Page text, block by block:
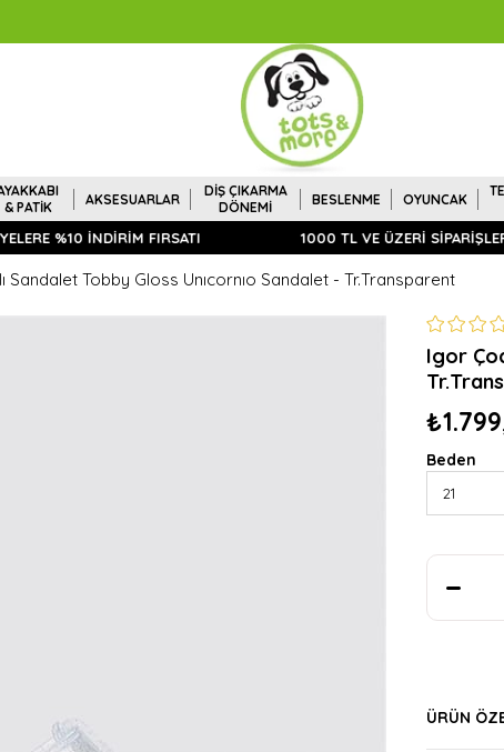
& PATİK
AKSESUARLAR
DİŞ ÇIKARMA
DÖNEMİ
BESLENME OYUNCAK
%10 İNDİRİM FIRSATI 1000 TL VE ÜZERİ
Sandalet Tobby Gloss Unıcornıo Sandalet - Tr.Transparent
Igor
Beden
ÜRÜN